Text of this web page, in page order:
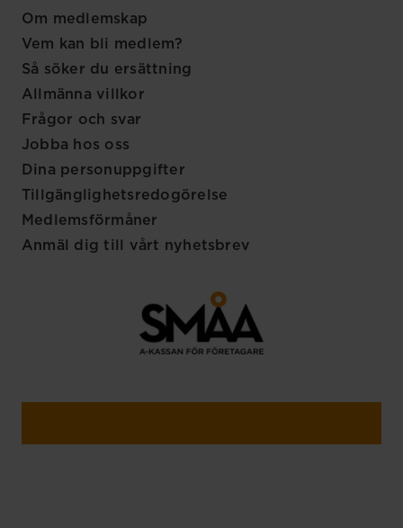
Om medlemskap
Vem kan bli medlem?
Så söker du ersättning
Allmänna villkor
Frågor och svar
Jobba hos oss
Dina personuppgifter
Tillgänglighetsredogörelse
Medlemsförmåner
Anmäl dig till vårt nyhetsbrev